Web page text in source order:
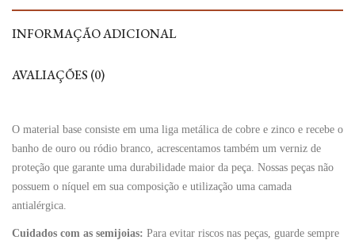
INFORMAÇÃO ADICIONAL
AVALIAÇÕES (0)
O material base consiste em uma liga metálica de cobre e zinco e recebe o
banho de ouro ou ródio branco, acrescentamos também um verniz de
proteção que garante uma durabilidade maior da peça. Nossas peças não
possuem o níquel em sua composição e utilização uma camada
antialérgica.
Cuidados com as semijoias: Para evitar riscos nas peças, guarde sempre